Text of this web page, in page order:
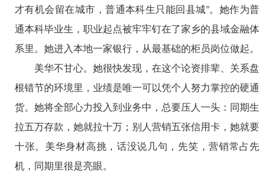
才有机会留在城市，普通本科生只能回县城”。她作为普
通本科毕业生，职业起点被牢牢钉在了家乡的县域金融体
系里。她进入本地一家银行，从最基础的柜员岗位做起。
美华不甘心。她很快发现，在这个论资排辈、关系盘
根错节的环境里，业绩是唯一可以凭个人努力掌控的硬通
货。她将全部心力投入到业务中，总要压人一头：同期生
拉五万存款，她就拉十万；别人营销五张信用卡，她就要
十张。美华身材高挑，话没说几句，先笑，营销常占先
机，同期里很是亮眼。